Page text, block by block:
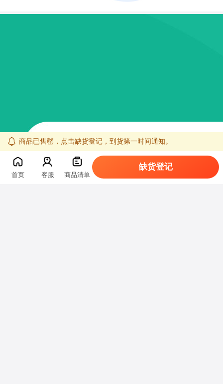
商品已售罄，点击缺货登记，到货第一时间通知。
首页 客服 商品清单
缺货登记